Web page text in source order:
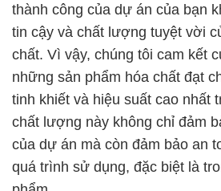
thành công của dự án của bạn
tin cậy và chất lượng tuyệt vời
chất. Vì vậy, chúng tôi cam kết
những sản phẩm hóa chất đạt
tinh khiết và hiệu suất cao nhất
chất lượng này không chỉ đảm
của dự án mà còn đảm bảo an
quá trình sử dụng, đặc biệt là